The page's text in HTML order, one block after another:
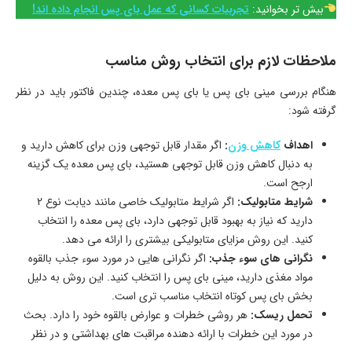
بیش تر بخوانید: تجربیات کسانی که عمل بای پس انجام داده اند!
ملاحظات لازم برای انتخاب روش مناسب
هنگام بررسی مینی بای پس یا بای پس معده، چندین فاکتور باید در نظر
گرفته شود:
اهدافکاهش وزن: اگر مقدار قابل توجهی وزن برای کاهش دارید و
به دنبال کاهش وزن قابل توجهی هستید، بای پس معده یک گزینه
ارجح است.
شرایط متابولیک:
اگر شرایط متابولیک خاصی مانند دیابت نوع 2
دارید که نیاز به بهبود قابل توجهی دارد، بای پس معده را انتخاب
کنید. این روش مزایای متابولیکی بیشتری را ارائه می دهد.
نگرانی ‌های سوء جذب: اگر نگرانی‌ هایی در مورد سوء جذب بالقوه
مواد مغذی دارید، مینی بای‌ پس را انتخاب کنید. این روش به دلیل
بخش بای ‌پس کوتاه‌ انتخاب مناسب‌ تری است.
تحمل ریسک: هر روشی خطرات و عوارض بالقوه خود را دارد. بحث
در مورد این خطرات با ارائه دهنده مراقبت های بهداشتی و در نظر